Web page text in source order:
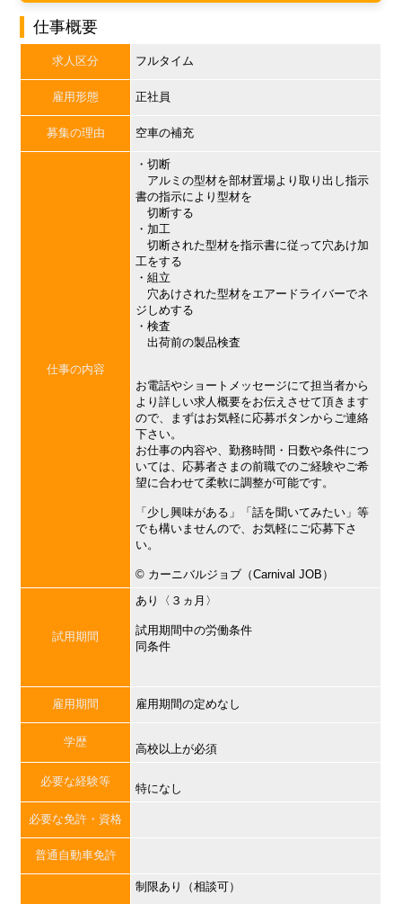
仕事概要
求人区分 フルタイム
雇用形態 正社員
募集の理由 空車の補充
仕事の内容
・切断
アルミの型材を部材置場より取り出し指示
書の指示により型材を
切断する
・加工
切断された型材を指示書に従って穴あけ加
工をする
・組立
穴あけされた型材をエアードライバーでネ
ジしめする
・検査
出荷前の製品検査
お電話やショートメッセージにて担当者から
より詳しい求人概要をお伝えさせて頂きます
ので、まずはお気軽に応募ボタンからご連絡
下さい。
お仕事の内容や、勤務時間・日数や条件につ
いては、応募者さまの前職でのご経験やご希
望に合わせて柔軟に調整が可能です。
「少し興味がある」「話を聞いてみたい」等
でも構いませんので、お気軽にご応募下さ
い。
©︎ カーニバルジョブ（Carnival JOB）
試用期間
あり〈３ヵ月〉
試用期間中の労働条件
同条件
雇用期間 雇用期間の定めなし
学歴
高校以上が必須
必要な経験等
特になし
必要な免許・資格
普通自動車免許
制限あり（相談可）